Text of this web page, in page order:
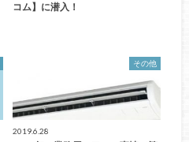
コム】に潜入！
その他
2019.6.28